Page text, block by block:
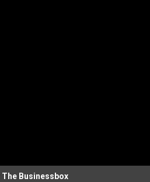
The Businessbox